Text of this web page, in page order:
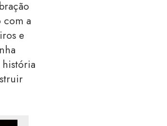
com a
e
história